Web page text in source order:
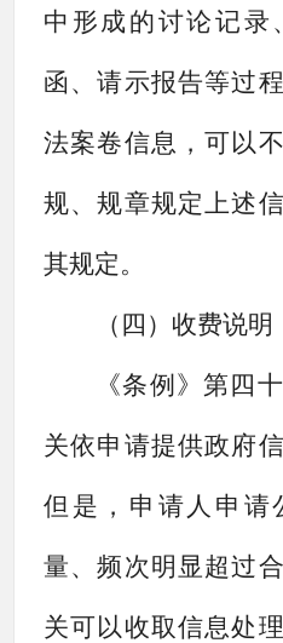
中形成的讨论记录
函、请示报告等过
法案卷信息，可以
规、规章规定上述
其规定。
（ 四 ）收费说明
《条例》第四
关依申请提供政府
但是，申请人申请
量、频次明显超过
关可以收取信息处